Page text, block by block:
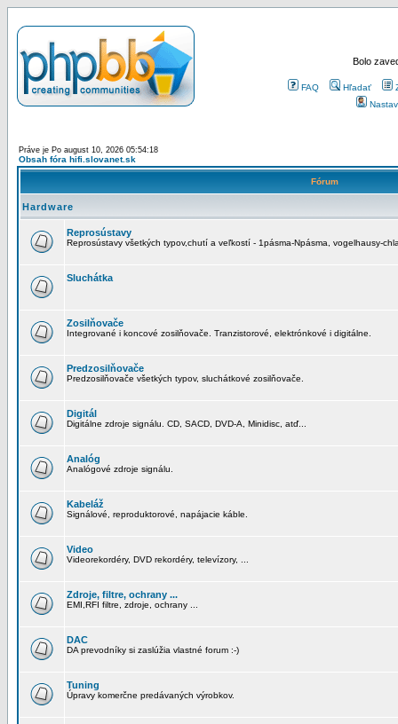
Bolo
FAQ Hľadať
Práve je Po august 10, 2026 05:54:18
Obsah fóra hifi.slovanet.sk
Fórum
Hardware
Reprosústavy
Reprosústavy všetkých typov,chutí a veľkostí - 1pásma-Npásma, vogelhausy-
Sluchátka
Zosilňovače
Integrované i koncové zosilňovače. Tranzistorové, elektrónkové i digitálne.
Predzosilňovače
Predzosilňovače všetkých typov, sluchátkové zosilňovače.
Digitál
Digitálne zdroje signálu. CD, SACD, DVD-A, Minidisc, atď...
Analóg
Analógové zdroje signálu.
Kabeláž
Signálové, reproduktorové, napájacie káble.
Video
Videorekordéry, DVD rekordéry, televízory, ...
Zdroje, filtre, ochrany ...
EMI,RFI filtre, zdroje, ochrany ...
DAC
DA prevodníky si zaslúžia vlastné forum :-)
Tuning
Úpravy komerčne predávaných výrobkov.